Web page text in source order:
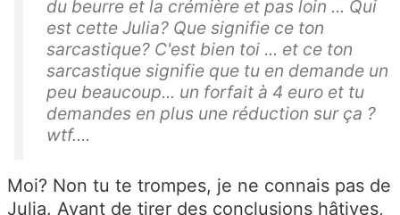
du beurre et la crémière et pas loin ... Qui
est cette Julia? Que signifie ce ton
sarcastique? C'est bien toi ... et ce ton
sarcastique signifie que tu en demande un
peu beaucoup... un forfait à 4 euro et tu
demandes en plus une réduction sur ça ?
wtf....
Moi? Non tu te trompes, je ne connais pas de
Julia. Avant de tirer des conclusions hâtives,